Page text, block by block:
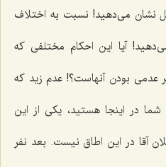
نشان می‌دهید! نسبت به اختلاف
آیا این احکام مختلفی که
عدمی بودن آنهاست؟! عدم زید که
در اینجا هستید، یکی از این
آقا در این اطاق نیست. بعد نفر